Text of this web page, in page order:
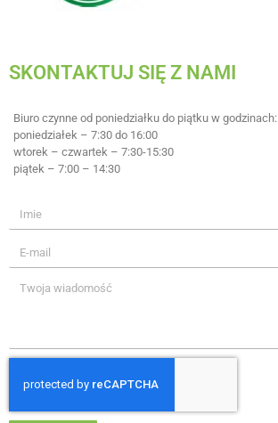
SKONTAKTUJ SIĘ Z NAMI
Biuro czynne od poniedziałku do piątku w godzinach:
poniedziałek – 7:30 do 16:00
wtorek – czwartek – 7:30-15:30
piątek – 7:00 – 14:30